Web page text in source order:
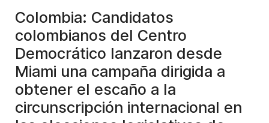
Colombia: Candidatos
colombianos del Centro
Democrático lanzaron desde
Miami una campaña dirigida a
obtener el escaño a la
circunscripción internacional en